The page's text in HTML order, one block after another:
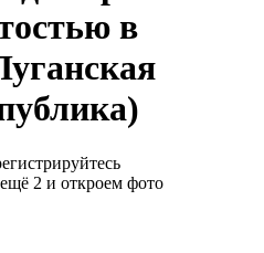
в
2 и откроем фото